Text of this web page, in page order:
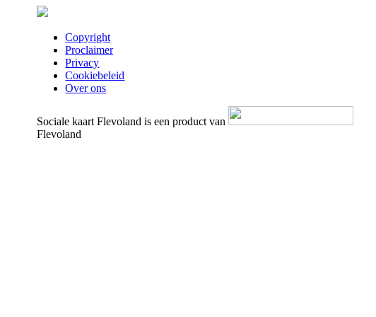
Copyright
Proclaimer
Privacy
Cookiebeleid
Over ons
Sociale kaart Flevoland is een product van
Flevoland